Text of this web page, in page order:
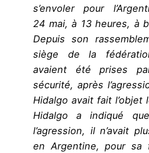
s’envoler pour
24 mai, à 13 heures, à
Depuis son
siège de la
avaient été prises
sécurité, après
Hidalgo avait fait l’objet
Hidalgo a indiqué
l’agression, il n’avait
en Argentine, pour sa